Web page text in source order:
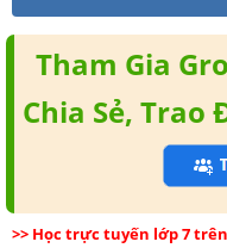
Tham Gia
Chia Sẻ, Trao
>> Học trực tuyến lớp 7